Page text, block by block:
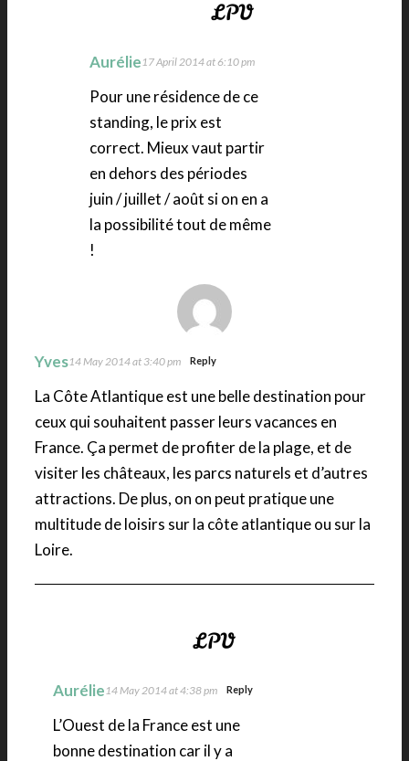
Aurélie17 April 2014 at 6:10 pm
Pour une résidence de ce
standing, le prix est
correct. Mieux vaut partir
en dehors des périodes
juin / juillet / août si on en a
la possibilité tout de même
!
Yves14 May 2014 at 3:40 pm Reply
La Côte Atlantique est une belle destination pour
ceux qui souhaitent passer leurs vacances en
France. Ça permet de profiter de la plage, et de
visiter les châteaux, les parcs naturels et d’autres
attractions. De plus, on on peut pratique une
multitude de loisirs sur la côte atlantique ou sur la
Loire.
Aurélie14 May 2014 at 4:38 pm Reply
L’Ouest de la France est une
bonne destination car il y a